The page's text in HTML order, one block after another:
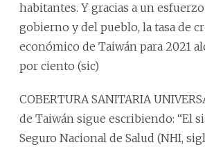
habitantes. Y gracias a un
gobierno y del pueblo, la tasa de
económico de Taiwán para 2021
por ciento (sic)
COBERTURA SANITARIA
de Taiwán sigue escribiendo: “El
Seguro Nacional de Salud (NHI,